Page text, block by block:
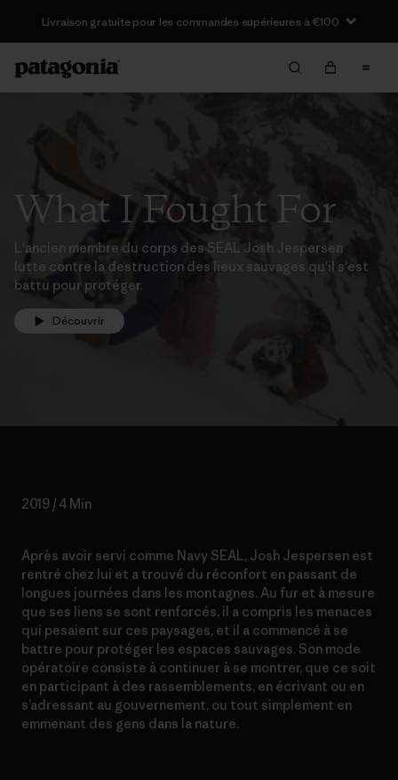
Livraison gratuite pour les commandes supérieures à €100
What I Fought For
L'ancien membre du corps des SEAL Josh Jespersen
lutte contre la destruction des lieux sauvages qu'il s'est
battu pour protéger.
Découvrir
2019 / 4 Min
Après avoir servi comme Navy SEAL, Josh Jespersen est
rentré chez lui et a trouvé du réconfort en passant de
longues journées dans les montagnes. Au fur et à mesure
que ses liens se sont renforcés, il a compris les menaces
qui pesaient sur ces paysages, et il a commencé à se
battre pour protéger les espaces sauvages. Son mode
opératoire consiste à continuer à se montrer, que ce soit
en participant à des rassemblements, en écrivant ou en
s’adressant au gouvernement, ou tout simplement en
emmenant des gens dans la nature.